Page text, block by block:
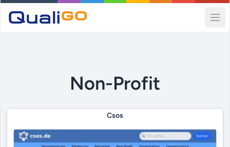
Non-Profit
Csos